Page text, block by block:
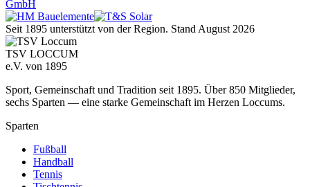
Seit 1895 unterstützt von der Region. Stand August 2026
TSV LOCCUM
e.V. von 1895
Sport, Gemeinschaft und Tradition seit 1895. Über 850 Mitglieder,
sechs Sparten — eine starke Gemeinschaft im Herzen Loccums.
Sparten
Fußball
Handball
Tennis